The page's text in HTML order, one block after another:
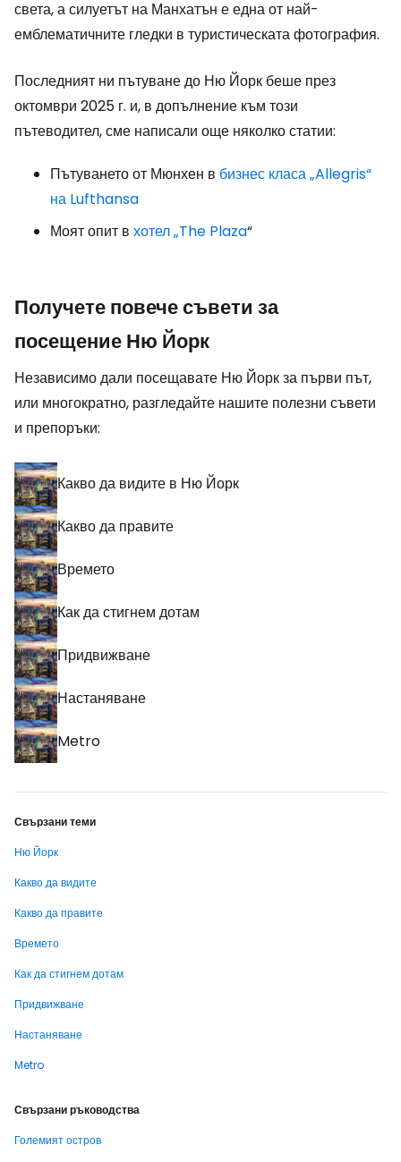
света, а силуетът на Манхатън е една от най-
емблематичните гледки в туристическата фотография.
Последният ни пътуване до Ню Йорк беше през
октомври 2025 г. и, в допълнение към този
пътеводител, сме написали още няколко статии:
Пътуването от Мюнхен в бизнес класа „Allegris“
на Lufthansa
Моят опит в хотел „The Plaza“
Получете повече съвети за
посещение Ню Йорк
Независимо дали посещавате Ню Йорк за първи път,
или многократно, разгледайте нашите полезни съвети
и препоръки:
Какво да видите в Ню Йорк
Какво да правите
Времето
Как да стигнем дотам
Придвижване
Настаняване
Metro
Свързани теми
Ню Йорк
Какво да видите
Какво да правите
Времето
Как да стигнем дотам
Придвижване
Настаняване
Metro
Свързани ръководства
Големият остров